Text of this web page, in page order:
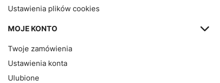
Ustawienia plików cookies
MOJE KONTO
Twoje zamówienia
Ustawienia konta
Ulubione